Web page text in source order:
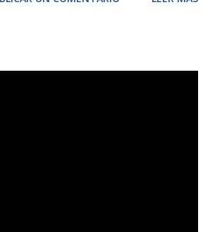
Como salga bien, apostamos a que